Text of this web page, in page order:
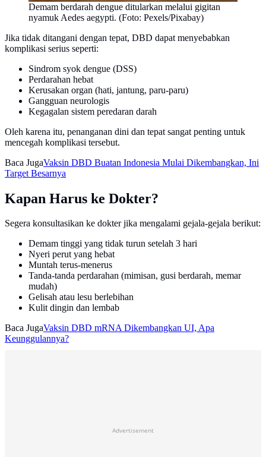
Demam berdarah dengue ditularkan melalui gigitan
nyamuk Aedes aegypti. (Foto: Pexels/Pixabay)
Jika tidak ditangani dengan tepat, DBD dapat menyebabkan
komplikasi serius seperti:
Sindrom syok dengue (DSS)
Perdarahan hebat
Kerusakan organ (hati, jantung, paru-paru)
Gangguan neurologis
Kegagalan sistem peredaran darah
Oleh karena itu, penanganan dini dan tepat sangat penting untuk
mencegah komplikasi tersebut.
Baca JugaVaksin DBD Buatan Indonesia Mulai Dikembangkan, Ini
Target Besarnya
Kapan Harus ke Dokter?
Segera konsultasikan ke dokter jika mengalami gejala-gejala berikut:
Demam tinggi yang tidak turun setelah 3 hari
Nyeri perut yang hebat
Muntah terus-menerus
Tanda-tanda perdarahan (mimisan, gusi berdarah, memar
mudah)
Gelisah atau lesu berlebihan
Kulit dingin dan lembab
Baca JugaVaksin DBD mRNA Dikembangkan UI, Apa
Keunggulannya?
Advertisement